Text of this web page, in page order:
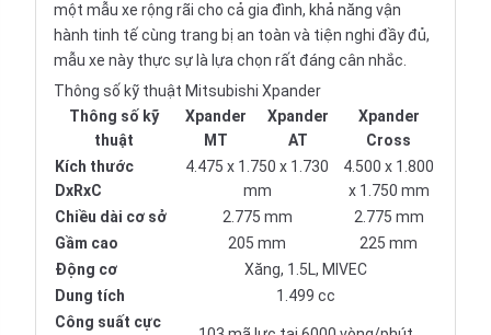
một mẫu xe rộng rãi cho cả gia đình, khả năng vận
hành tinh tế cùng trang bị an toàn và tiện nghi đầy đủ,
mẫu xe này thực sự là lựa chọn rất đáng cân nhắc.
Thông số kỹ thuật Mitsubishi Xpander
Thông số kỹ
thuật
Xpander
MT
Xpander
AT
Xpander
Cross
Kích thước
DxRxC
4.475 x 1.750 x 1.730
mm
4.500 x 1.800
x 1.750 mm
Chiều dài cơ sở
2.775 mm
2.775 mm
Gầm cao
205 mm
225 mm
Động cơ
Xăng, 1.5L, MIVEC
Dung tích
1.499 cc
Công suất cực